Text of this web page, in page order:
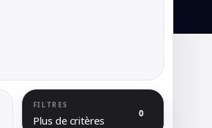
FILTRES
Plus de critères 0